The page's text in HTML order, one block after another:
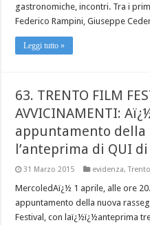
gastronomiche, incontri. Tra i
Federico Rampini, Giuseppe
Leggi tutto »
63. TRENTO FILM
AVVICINAMENTI:
appuntamento della
l’anteprima di QUI
31 Marzo 2015 evidenza,
MercoledAï¿½ 1 aprile, alle ore
appuntamento della nuova
Festival, con laï¿½ï¿½anteprima